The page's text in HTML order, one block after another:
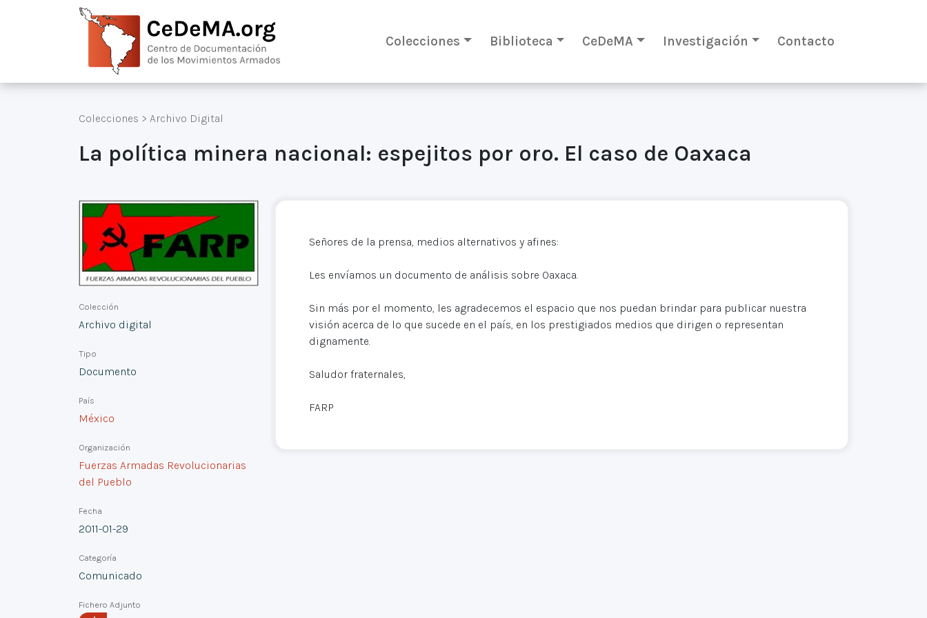
Colecciones Biblioteca CeDeMA Investigación Contacto
Colecciones > Archivo Digital
La política minera nacional: espejitos por oro. El caso de Oaxaca
Colección
Archivo digital
Tipo
Documento
País
México
Organización
Fuerzas Armadas Revolucionarias
del Pueblo
Fecha
2011-01-29
Categoría
Comunicado
Fichero Adjunto
Señores de la prensa, medios alternativos y afines:
Les envíamos un documento de análisis sobre Oaxaca.
Sin más por el momento, les agradecemos el espacio que nos puedan brindar para publicar nuestra
visión acerca de lo que sucede en el país, en los prestigiados medios que dirigen o representan
dignamente.
Saludor fraternales,
FARP